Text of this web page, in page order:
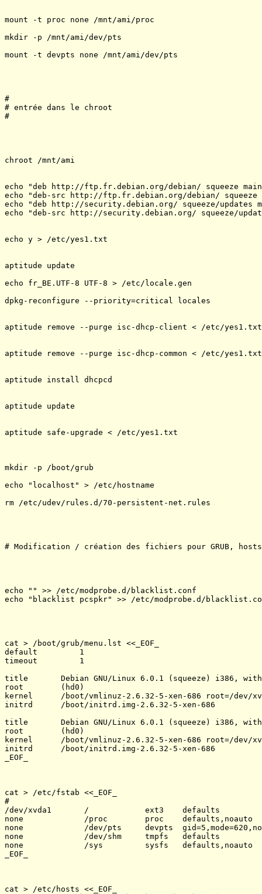
mount -t proc none /mnt/ami/proc
mkdir -p /mnt/ami/dev/pts
mount -t devpts none /mnt/ami/dev/pts
#
# entrée dans le chroot
#
chroot /mnt/ami
echo "deb http://ftp.fr.debian.org/debian/ squeeze
echo "deb-src http://ftp.fr.debian.org/debian/
echo "deb http://security.debian.org/ squeeze/
echo "deb-src http://security.debian.org/ squeeze/
echo y > /etc/yes1.txt
aptitude update
echo fr_BE.UTF-8 UTF-8 > /etc/locale.gen
dpkg-reconfigure --priority=critical locales
aptitude remove --purge isc-dhcp-client < /etc/yes1.txt
aptitude remove --purge isc-dhcp-common < /etc/yes1.txt
aptitude install dhcpcd
aptitude update
aptitude safe-upgrade < /etc/yes1.txt
mkdir -p /boot/grub
echo "localhost" > /etc/hostname
rm /etc/udev/rules.d/70-persistent-net.rules
# Modification / création des fichiers pour GRUB,
echo "" >> /etc/modprobe.d/blacklist.conf
echo "blacklist pcspkr" >> /etc/modprobe.d/
cat > /boot/grub/menu.lst <<_EOF_
default         1
timeout         1
title       Debian GNU/Linux 6.0.1 (squeeze) i386, with
root        (hd0)
kernel      /boot/vmlinuz-2.6.32-5-xen-686 root=/dev/
initrd      /boot/initrd.img-2.6.32-5-xen-686
title       Debian GNU/Linux 6.0.1 (squeeze) i386, with
root        (hd0)
kernel      /boot/vmlinuz-2.6.32-5-xen-686 root=/dev/
initrd      /boot/initrd.img-2.6.32-5-xen-686
_EOF_
cat > /etc/fstab <<_EOF_
#
/dev/xvda1       /            ext3    defaults
none             /proc        proc
none             /dev/pts     devpts
none             /dev/shm     tmpfs   defaults
none             /sys         sysfs
_EOF_
cat > /etc/hosts <<_EOF_